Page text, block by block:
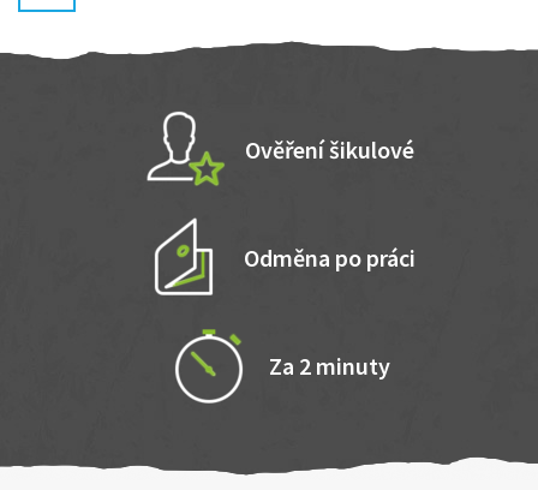
Ověření šikulové
Odměna po práci
Za 2 minuty